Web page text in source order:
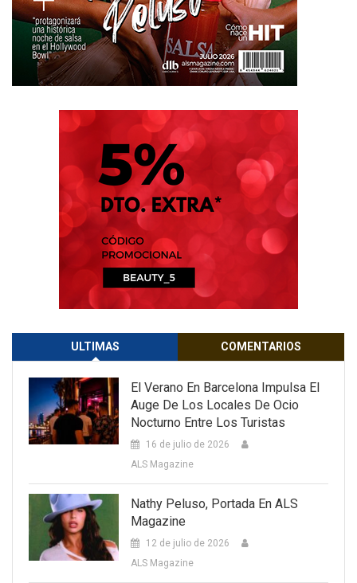
ULTIMAS COMENTARIOS
El Verano En Barcelona Impulsa El
Auge De Los Locales De Ocio
Nocturno Entre Los Turistas
16 de julio de 2026
ALS Magazine
Nathy Peluso, Portada En ALS
Magazine
12 de julio de 2026
ALS Magazine